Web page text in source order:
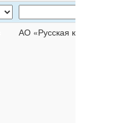
АО «Русская кожа»